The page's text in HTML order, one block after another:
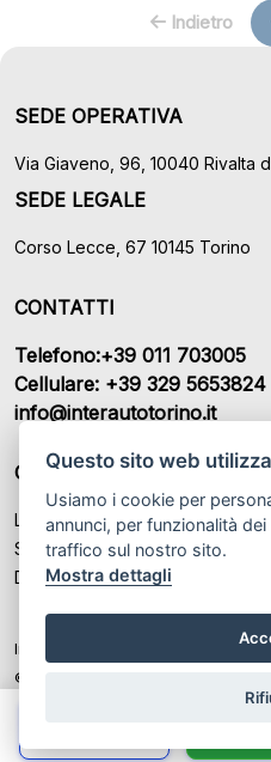
Questo sito web
Usiamo i cookie per
annunci, per funzionalità
traffico sul nostro sito.
Mostra dettagli
Indietro
SEDE OPERATIVA
Via Giaveno, 96, 10040 Rivalta
SEDE LEGALE
Corso Lecce, 67 10145 Torino
CONTATTI
Telefono:+39 011 703005
Cellulare: +39 329 5653824
info@interautotorino.it
ORARI DI APERTURA
Lunedì – Venerdì: 09:00 – 12:30 /
Sabato: 09:00 – 12:30 / Su
Domenica: Chiuso
Interauto Di Corsaro Jacopo P.IVA:
© Another site by